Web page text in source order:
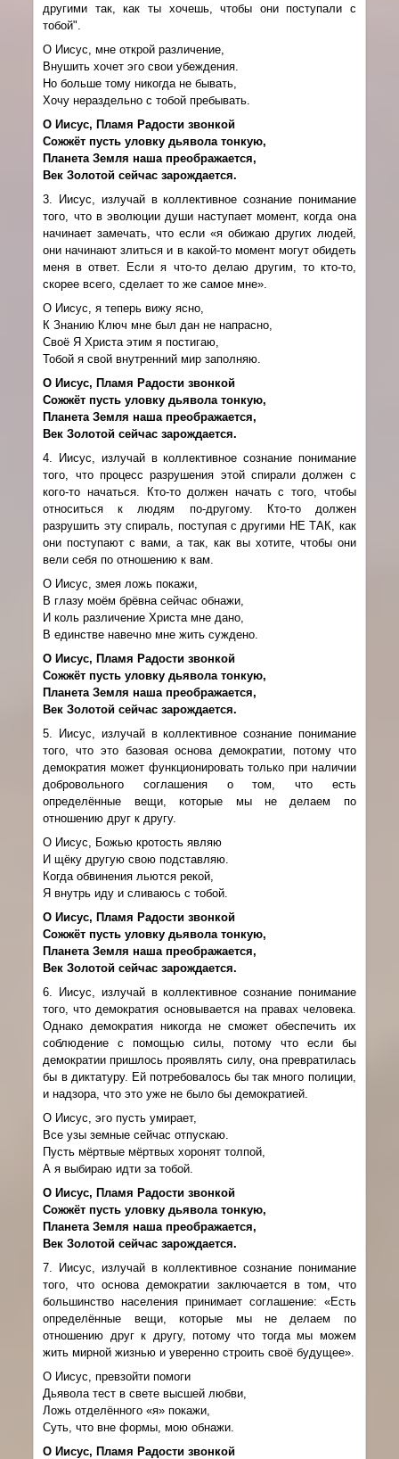
другими так, как ты хочешь, чтобы они поступали с
тобой".
О Иисус, мне открой различение,
Внушить хочет эго свои убеждения.
Но больше тому никогда не бывать,
Хочу нераздельно с тобой пребывать.
О Иисус, Пламя Радости звонкой
Сожжёт пусть уловку дьявола тонкую,
Планета Земля наша преображается,
Век Золотой сейчас зарождается.
3. Иисус, излучай в коллективное сознание понимание
того, что в эволюции души наступает момент, когда она
начинает замечать, что если «я обижаю других людей,
они начинают злиться и в какой-то момент могут обидеть
меня в ответ. Если я что-то делаю другим, то кто-то,
скорее всего, сделает то же самое мне».
О Иисус, я теперь вижу ясно,
К Знанию Ключ мне был дан не напрасно,
Своё Я Христа этим я постигаю,
Тобой я свой внутренний мир заполняю.
О Иисус, Пламя Радости звонкой
Сожжёт пусть уловку дьявола тонкую,
Планета Земля наша преображается,
Век Золотой сейчас зарождается.
4. Иисус, излучай в коллективное сознание понимание
того, что процесс разрушения этой спирали должен с
кого-то начаться. Кто-то должен начать с того, чтобы
относиться к людям по-другому. Кто-то должен
разрушить эту спираль, поступая с другими НЕ ТАК, как
они поступают с вами, а так, как вы хотите, чтобы они
вели себя по отношению к вам.
О Иисус, змея ложь покажи,
В глазу моём брёвна сейчас обнажи,
И коль различение Христа мне дано,
В единстве навечно мне жить суждено.
О Иисус, Пламя Радости звонкой
Сожжёт пусть уловку дьявола тонкую,
Планета Земля наша преображается,
Век Золотой сейчас зарождается.
5. Иисус, излучай в коллективное сознание понимание
того, что это базовая основа демократии, потому что
демократия может функционировать только при наличии
добровольного соглашения о том, что есть
определённые вещи, которые мы не делаем по
отношению друг к другу.
О Иисус, Божью кротость являю
И щёку другую свою подставляю.
Когда обвинения льются рекой,
Я внутрь иду и сливаюсь с тобой.
О Иисус, Пламя Радости звонкой
Сожжёт пусть уловку дьявола тонкую,
Планета Земля наша преображается,
Век Золотой сейчас зарождается.
6. Иисус, излучай в коллективное сознание понимание
того, что демократия основывается на правах человека.
Однако демократия никогда не сможет обеспечить их
соблюдение с помощью силы, потому что если бы
демократии пришлось проявлять силу, она превратилась
бы в диктатуру. Ей потребовалось бы так много полиции,
и надзора, что это уже не было бы демократией.
О Иисус, эго пусть умирает,
Все узы земные сейчас отпускаю.
Пусть мёртвые мёртвых хоронят толпой,
А я выбираю идти за тобой.
О Иисус, Пламя Радости звонкой
Сожжёт пусть уловку дьявола тонкую,
Планета Земля наша преображается,
Век Золотой сейчас зарождается.
7. Иисус, излучай в коллективное сознание понимание
того, что основа демократии заключается в том, что
большинство населения принимает соглашение: «Есть
определённые вещи, которые мы не делаем по
отношению друг к другу, потому что тогда мы можем
жить мирной жизнью и уверенно строить своё будущее».
О Иисус, превзойти помоги
Дьявола тест в свете высшей любви,
Ложь отделённого «я» покажи,
Суть, что вне формы, мою обнажи.
О Иисус, Пламя Радости звонкой